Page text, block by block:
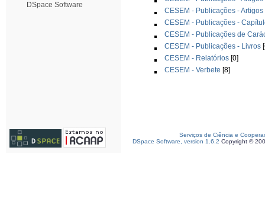
DSpace Software
CESEM - Publicações -
CESEM - Publicações -
CESEM - Publicações de
CESEM - Publicações - Livros
CESEM - Relatórios [0]
CESEM - Verbete [8]
Serviços de Ciência e
DSpace Software, version 1.6.2 Copyright ©